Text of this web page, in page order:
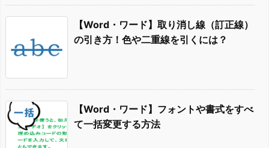
【Word・ワード】取り消し線（訂正線）
の引き方！色や二重線を引くには？
【Word・ワード】フォントや書式をすべ
て一括変更する方法